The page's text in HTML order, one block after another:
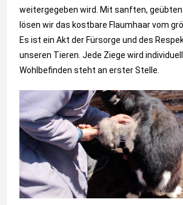
weitergegeben wird. Mit sanften,
lösen wir das kostbare Flaumhaar vom
Es ist ein Akt der Fürsorge und des
unseren Tieren. Jede Ziege wird
Wohlbefinden steht an erster Stelle.